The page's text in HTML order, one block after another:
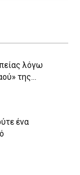
λόγω
της...
ένα